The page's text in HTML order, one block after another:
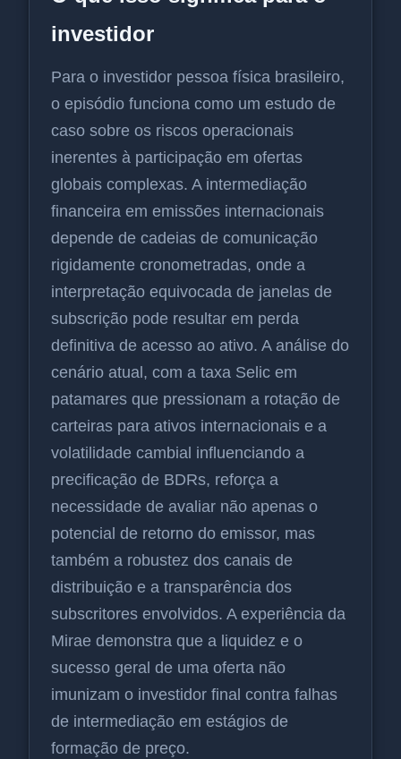
investidor
Para o investidor pessoa física brasileiro,
o episódio funciona como um estudo de
caso sobre os riscos operacionais
inerentes à participação em ofertas
globais complexas. A intermediação
financeira em emissões internacionais
depende de cadeias de comunicação
rigidamente cronometradas, onde a
interpretação equivocada de janelas de
subscrição pode resultar em perda
definitiva de acesso ao ativo. A análise do
cenário atual, com a taxa Selic em
patamares que pressionam a rotação de
carteiras para ativos internacionais e a
volatilidade cambial influenciando a
precificação de BDRs, reforça a
necessidade de avaliar não apenas o
potencial de retorno do emissor, mas
também a robustez dos canais de
distribuição e a transparência dos
subscritores envolvidos. A experiência da
Mirae demonstra que a liquidez e o
sucesso geral de uma oferta não
imunizam o investidor final contra falhas
de intermediação em estágios de
formação de preço.